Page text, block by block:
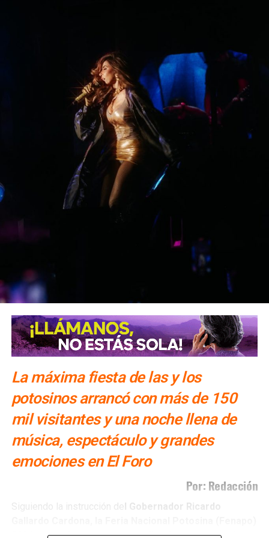
Torres Sánchez, expresó a nombre del Mandatario
potosino el compromiso de colaboración con el nuevo
Consejo Directivo para trabajar en beneficio de la
“desde el Gobierno del Cambio se impulsan
y reconocen las alianzas que fortalecen la justicia y la
legalidad en el Estado,
porque sólo con unidad y trabajo
coordinado, vamos a seguir en el camino correcto para la
construcción de un San Luis Potosí más fuerte e
incluyente, bajo la premisa de propiciar un ejercicio público
basado en el respeto a la ley, priorizando que la justicia
También lee: Gloria Trevi abre la fiesta de la Fenapo 2026
La máxima fiesta de las y los
potosinos arrancó con más de 150
mil visitantes y una noche llena de
música, espectáculo y grandes
emociones en El Foro
Por: Redacción
Siguiendo la instrucción de l Gobernador Ricardo
2026 arrancó con una extraordinaria respuesta al